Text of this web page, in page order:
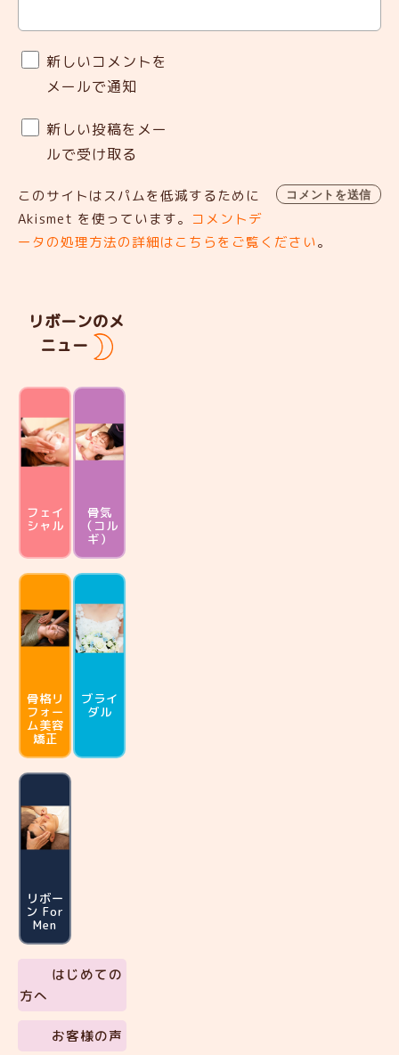
新しいコメントを
メールで通知
新しい投稿をメー
ルで受け取る
このサイトはスパムを低減するために
Akismet を使っています。 コメントデ
ータの処理方法の詳細はこちらをご覧ください。
リボーンのメ
ニュー
フェイ
シャル
骨気
（コル
ギ）
骨格リ
フォー
ム美容
矯正
ブライ
ダル
リボー
ン For
Men
はじめての
方へ
お客様の声